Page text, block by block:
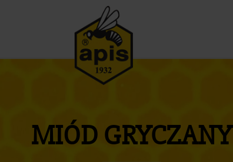
MIÓD GRYCZANY